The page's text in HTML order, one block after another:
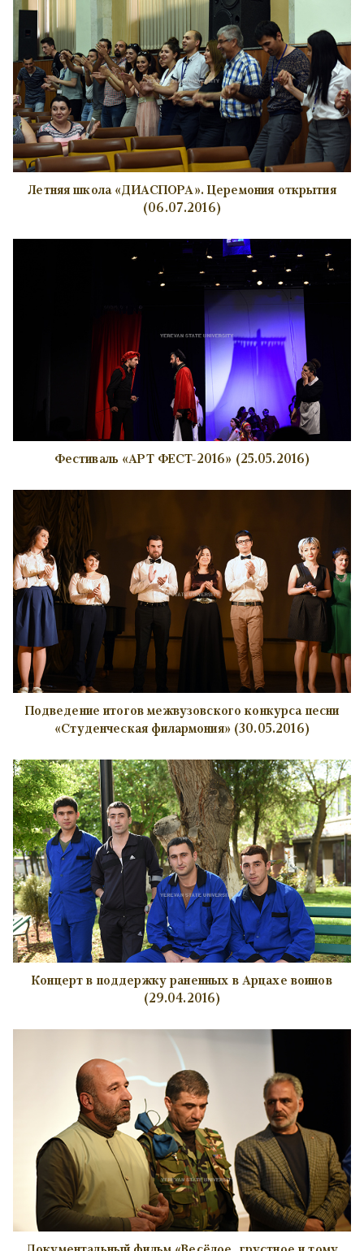
Летняя школа «ДИАСПОРА». Церемония открытия
(06.07.2016)
Фестиваль «АРТ ФЕСТ-2016» (25.05.2016)
Подведение итогов межвузовского конкурса песни
«Студенческая филармония» (30.05.2016)
Концерт в поддержку раненных в Арцахе воинов
(29.04.2016)